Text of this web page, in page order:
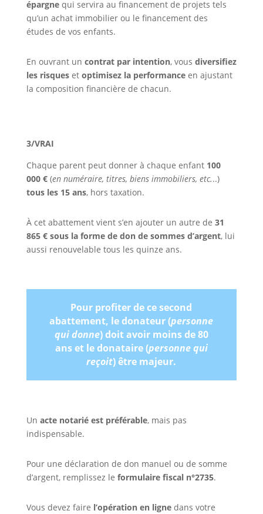
épargnequi servira au financement de projets tels
qu’un achat immobilier ou le financement des
études de vos enfants.
En ouvrant un contrat par intention, vous diversifiez
les risqueset optimisez la performanceen ajustant
la composition financière de chacun.
3/VRAI
Chaque parent peut donner à chaque enfant 100
000 € (en numéraire, titres, biens immobiliers, etc...)
tous les 15 ans, hors taxation.
À cet abattement vient s’en ajouter un autre de 31
865 € sous la forme de don de sommes d’argent, lui
aussi renouvelable tous les quinze ans.
Pour profiter de ce second
abattement, le donateur (personne
qui donne) doit avoir moins de 80
ans et le donataire (personne qui
reçoit) être majeur.
Un acte notarié est préférable, mais pas
indispensable.
Pour une déclaration de don manuel ou de somme
d’argent, remplissez le formulaire fiscal n°2735.
Vous devez faire l’opération en lignedans votre